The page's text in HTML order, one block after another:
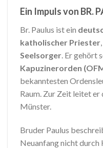
Ein Impuls von BR.
Br. Paulus ist ein
katholischer Priester,
Seelsorger. Er gehört
Kapuzinerorden
bekanntesten
Raum. Zur Zeit leitet
Münster.
Bruder Paulus
Neuanfang nicht